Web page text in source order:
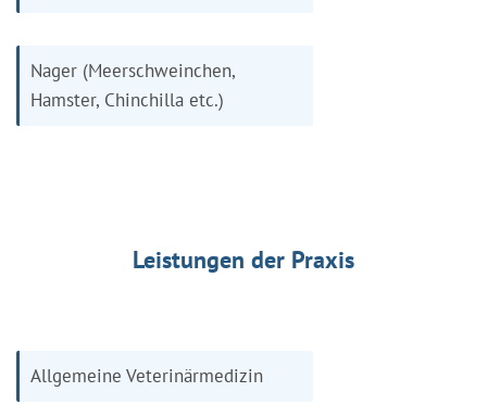
Nager (Meerschweinchen,
Hamster, Chinchilla etc.)
Leistungen der Praxis
Allgemeine Veterinärmedizin